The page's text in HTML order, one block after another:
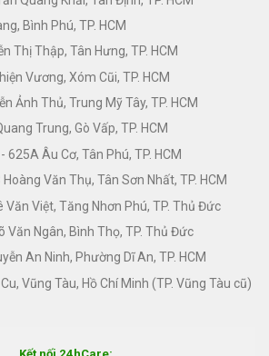
Bình Phú, TP. HCM
Thị Thập, Tân Hưng, TP. HCM
Vương, Xóm Cũi, TP. HCM
Ảnh Thủ, Trung Mỹ Tây, TP. HCM
Trung, Gò Vấp, TP. HCM
625A Âu Cơ, Tân Phú, TP. HCM
Hoàng Văn Thụ, Tân Sơn Nhất, TP. HCM
Văn Việt, Tăng Nhơn Phú, TP. Thủ Đức
Văn Ngân, Bình Thọ, TP. Thủ Đức
An Ninh, Phường Dĩ An, TP. HCM
Vũng Tàu, Hồ Chí Minh (TP. Vũng Tàu cũ)